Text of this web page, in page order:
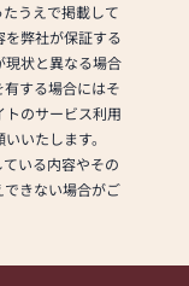
うえで掲載して
弊社が保証する
現状と異なる場合
する場合にはそ
のサービス利用
いたします。
いる内容やその
きない場合がご